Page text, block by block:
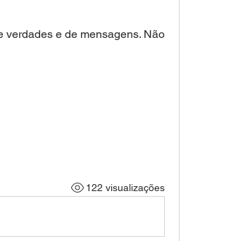
verdades e de mensagens. Não
122 visualizações